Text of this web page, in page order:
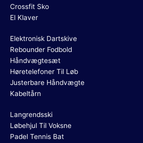
Crossfit Sko
El Klaver
Elektronisk Dartskive
Rebounder Fodbold
Håndvægtesæt
Høretelefoner Til Løb
Justerbare Håndvægte
Kabeltårn
Langrendsski
Løbehjul Til Voksne
Padel Tennis Bat